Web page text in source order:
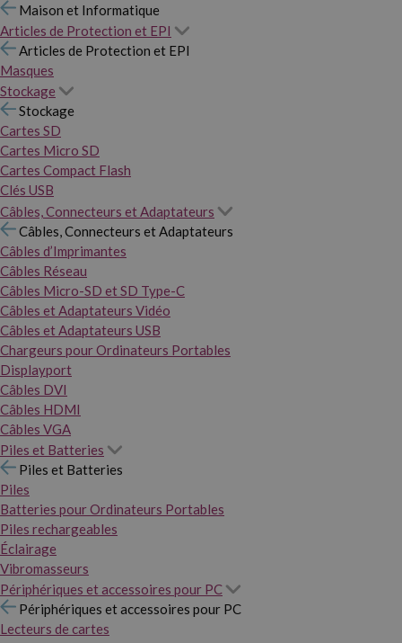
Maison et Informatique
Articles de Protection et EPI
Articles de Protection et EPI
Masques
Stockage
Stockage
Cartes SD
Cartes Micro SD
Cartes Compact Flash
Clés USB
Câbles, Connecteurs et Adaptateurs
Câbles, Connecteurs et Adaptateurs
Câbles d’Imprimantes
Câbles Réseau
Câbles Micro-SD et SD Type-C
Câbles et Adaptateurs Vidéo
Câbles et Adaptateurs USB
Chargeurs pour Ordinateurs Portables
Displayport
Câbles DVI
Câbles HDMI
Câbles VGA
Piles et Batteries
Piles et Batteries
Piles
Batteries pour Ordinateurs Portables
Piles rechargeables
Éclairage
Vibromasseurs
Périphériques et accessoires pour PC
Périphériques et accessoires pour PC
Lecteurs de cartes